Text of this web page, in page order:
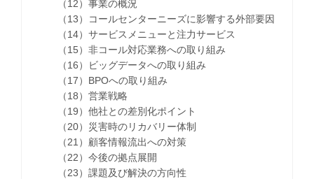
（12）事業の概況
（13）コールセンターニーズに影響する外部要因
（14）サービスメニューと注力サービス
（15）非コール対応業務への取り組み
（16）ビッグデータへの取り組み
（17）BPOへの取り組み
（18）営業戦略
（19）他社との差別化ポイント
（20）災害時のリカバリー体制
（21）顧客情報流出への対策
（22）今後の拠点展開
（23）課題及び解決の方向性